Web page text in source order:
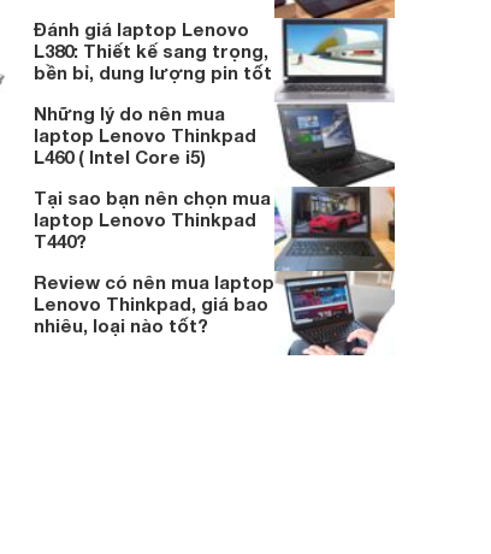
Đánh giá laptop Lenovo
L380: Thiết kế sang trọng,
bền bỉ, dung lượng pin tốt
Những lý do nên mua
laptop Lenovo Thinkpad
L460 ( Intel Core i5)
Tại sao bạn nên chọn mua
laptop Lenovo Thinkpad
T440?
Review có nên mua laptop
Lenovo Thinkpad, giá bao
nhiêu, loại nào tốt?